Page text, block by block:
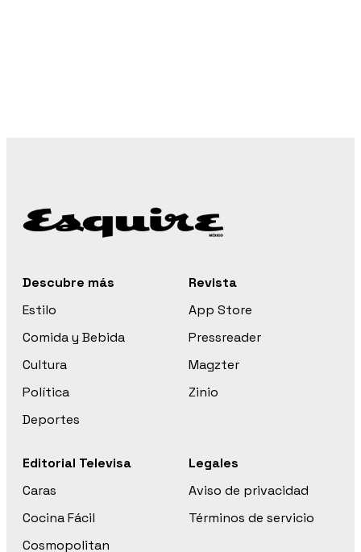
Descubre más
Estilo
Comida y Bebida
Cultura
Política
Deportes
Revista
App Store
Pressreader
Magzter
Zinio
Editorial Televisa
Caras
Cocina Fácil
Cosmopolitan
Legales
Aviso de privacidad
Términos de servicio